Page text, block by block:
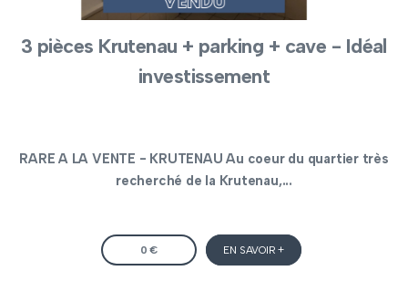
3 pièces Krutenau + parking + cave - Idéal
investissement
RARE A LA VENTE - KRUTENAU Au coeur du quartier très
recherché de la Krutenau,...
0 € EN SAVOIR +